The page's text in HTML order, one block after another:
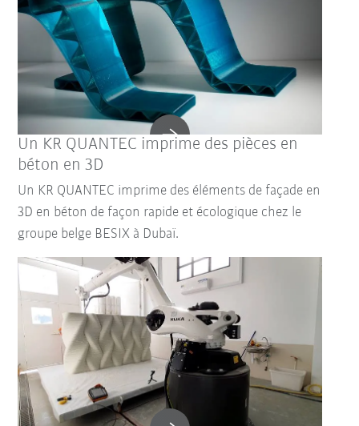
Un KR QUANTEC imprime des pièces en
béton en 3D
Un KR QUANTEC imprime des éléments de façade en
3D en béton de façon rapide et écologique chez le
groupe belge BESIX à Dubaï.